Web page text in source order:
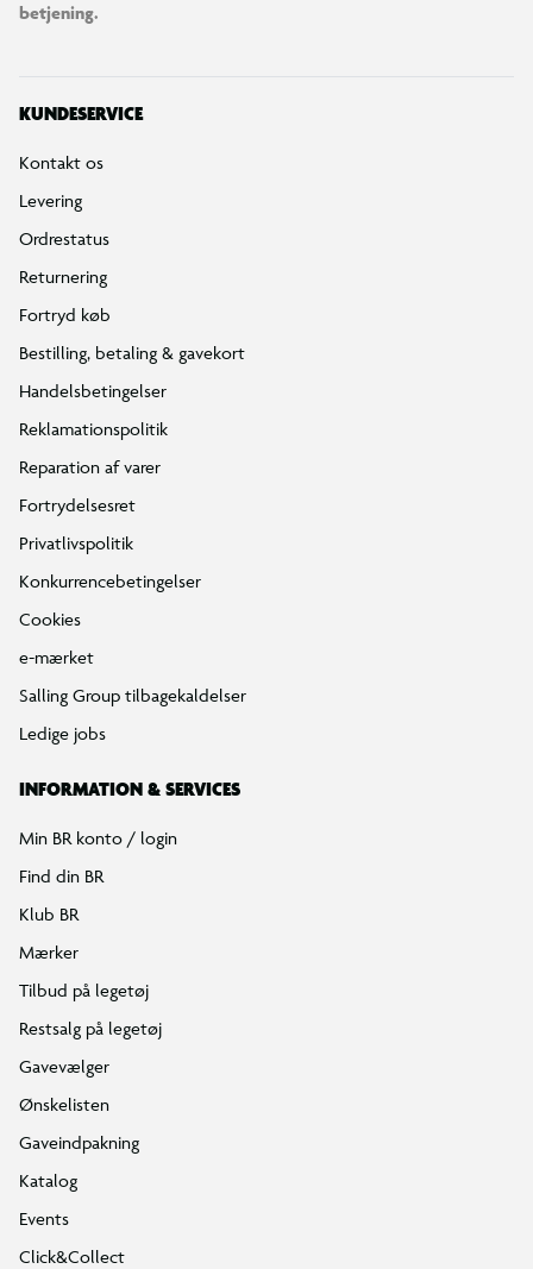
betjening.
KUNDESERVICE
Kontakt os
Levering
Ordrestatus
Returnering
Fortryd køb
Bestilling, betaling & gavekort
Handelsbetingelser
Reklamationspolitik
Reparation af varer
Fortrydelsesret
Privatlivspolitik
Konkurrencebetingelser
Cookies
e-mærket
Salling Group tilbagekaldelser
Ledige jobs
INFORMATION & SERVICES
Min BR konto / login
Find din BR
Klub BR
Mærker
Tilbud på legetøj
Restsalg på legetøj
Gavevælger
Ønskelisten
Gaveindpakning
Katalog
Events
Click&Collect